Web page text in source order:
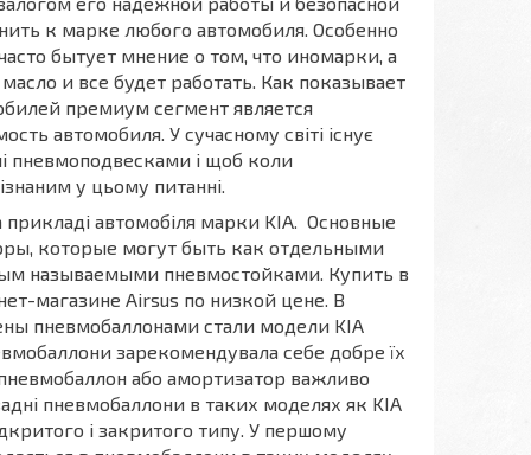
к марке любого автомобиля. Особенно
бытует мнение о том, что иномарки, а
и все будет работать. Как показывает
премиум сегмент является
автомобиля. У сучасному світі існує
пневмоподвесками і щоб коли
у цьому питанні.
прикладі автомобіля марки KIA. Основные
которые могут быть как отдельными
называемыми пневмостойками. Купить в
магазине Airsus по низкой цене. В
пневмобаллонами стали модели KIA
зарекомендувала себе добре їх
або амортизатор важливо
пневмобаллони в таких моделях як KIA
і закритого типу. У першому